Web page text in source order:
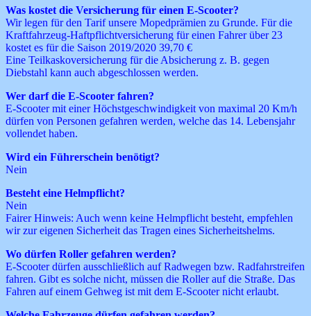
Was kostet die Versicherung für einen E-Scooter?
Wir legen für den Tarif unsere Mopedprämien zu Grunde. Für die
Kraftfahrzeug-Haftpflichtversicherung für einen Fahrer über 23
kostet es für die Saison 2019/2020 39,70 €
Eine Teilkaskoversicherung für die Absicherung z. B. gegen
Diebstahl kann auch abgeschlossen werden.
Wer darf die E-Scooter fahren?
E-Scooter mit einer Höchstgeschwindigkeit von maximal 20 Km/h
dürfen von Personen gefahren werden, welche das 14. Lebensjahr
vollendet haben.
Wird ein Führerschein benötigt?
Nein
Besteht eine Helmpflicht?
Nein
Fairer Hinweis: Auch wenn keine Helmpflicht besteht, empfehlen
wir zur eigenen Sicherheit das Tragen eines Sicherheitshelms.
Wo dürfen Roller gefahren werden?
E-Scooter dürfen ausschließlich auf Radwegen bzw. Radfahrstreifen
fahren. Gibt es solche nicht, müssen die Roller auf die Straße. Das
Fahren auf einem Gehweg ist mit dem E-Scooter nicht erlaubt.